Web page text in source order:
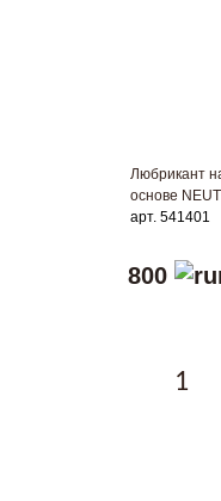
Любрикант
основе
арт. 541401
800
1